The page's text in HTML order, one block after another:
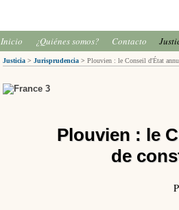
Inicio ¿Quiénes somos? Contacto
Justicia > Jurisprudencia > Plouvien : le Conseil d'État
Plouvien : le
de